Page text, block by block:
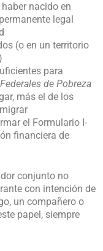
nacido en
legal
(o en un territorio
para
de Pobreza
más el de los
el Formulario I-
financiera de
conjunto no
con intención de
un compañero o
papel, siempre